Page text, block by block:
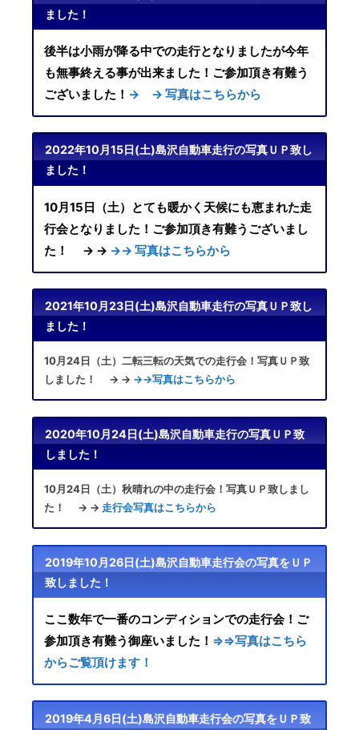
ました！
後半は小雨が降る中での走行となりましたが今年
も無事終える事が出来ました！ご参加頂き有難う
ございました！ → → 写真はこちらから
2022年10月15日(土)島沢自動車走行の写真ＵＰ致し
ました！
10月15日（土）とても暖かく天候にも恵まれた走
行会となりました！ご参加頂き有難うございまし
た！ → → →→ 写真はこちらから
2021年10月23日(土)島沢自動車走行の写真ＵＰ致し
ました！
10月24日（土）二転三転の天気での走行会！写真ＵＰ致
しました！ → → →→写真はこちらから
2020年10月24日(土)島沢自動車走行の写真ＵＰ致
しました！
10月24日（土）秋晴れの中の走行会！写真ＵＰ致しまし
た！ → → 走行会写真はこちらから
2019年10月26日(土)島沢自動車走行会の写真をＵＰ
致しました！
ここ数年で一番のコンディションでの走行会！ご
参加頂き有難う御座いました！ ⇒⇒写真はこちら
からご覧頂けます！
2019年4月6日(土)島沢自動車走行会の写真をＵＰ致